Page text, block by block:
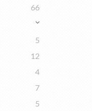
66
5
12
4
7
5